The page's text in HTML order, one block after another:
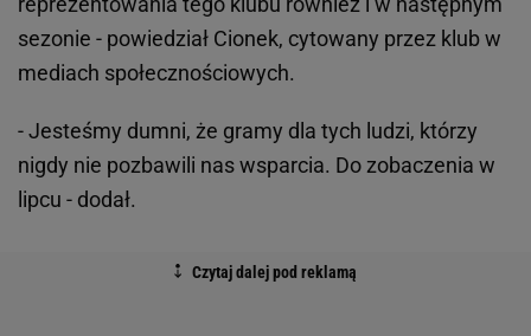
sezonie - powiedział Cionek, cytowany przez klub w
mediach społecznościowych.
- Jesteśmy dumni, że gramy dla tych ludzi, którzy
nigdy nie pozbawili nas wsparcia. Do zobaczenia w
lipcu - dodał.